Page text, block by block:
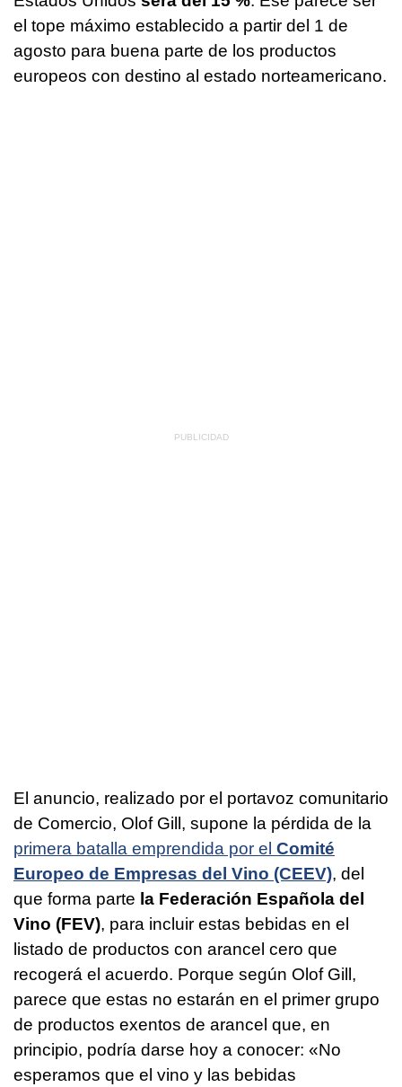
el tope máximo establecido a partir del 1 de
agosto para buena parte de los productos
europeos con destino al estado norteamericano.
El anuncio, realizado por el portavoz comunitario
de Comercio, Olof Gill, supone la pérdida de la
primera batalla emprendida por el Comité
Europeo de Empresas del Vino (CEEV), del
que forma parte la Federación Española del
Vino (FEV), para incluir estas bebidas en el
listado de productos con arancel cero que
recogerá el acuerdo. Porque según Olof Gill,
parece que estas no estarán en el primer grupo
de productos exentos de arancel que, en
principio, podría darse hoy a conocer: «No
esperamos que el vino y las bebidas